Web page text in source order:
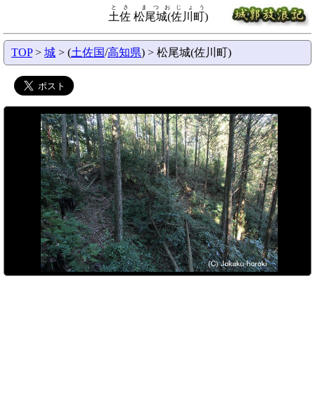
土佐 松尾城(佐川町)
とさ まつおじょう
TOP> 城 > (土佐国/高知県) > 松尾城(佐川町)